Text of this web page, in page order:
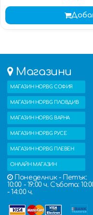
Магазини
МАГАЗИН HOP.BG СОФИЯ
МАГАЗИН HOP.BG ПЛОВДИВ
МАГАЗИН HOP.BG ВАРНА
МАГАЗИН HOP.BG РУСЕ
МАГАЗИН HOP.BG ПЛЕВЕН
ОНЛАЙН МАГАЗИН
Понеделник - Петък:
10:00 - 19:00 ч. Събота:
- 14:00 ч.